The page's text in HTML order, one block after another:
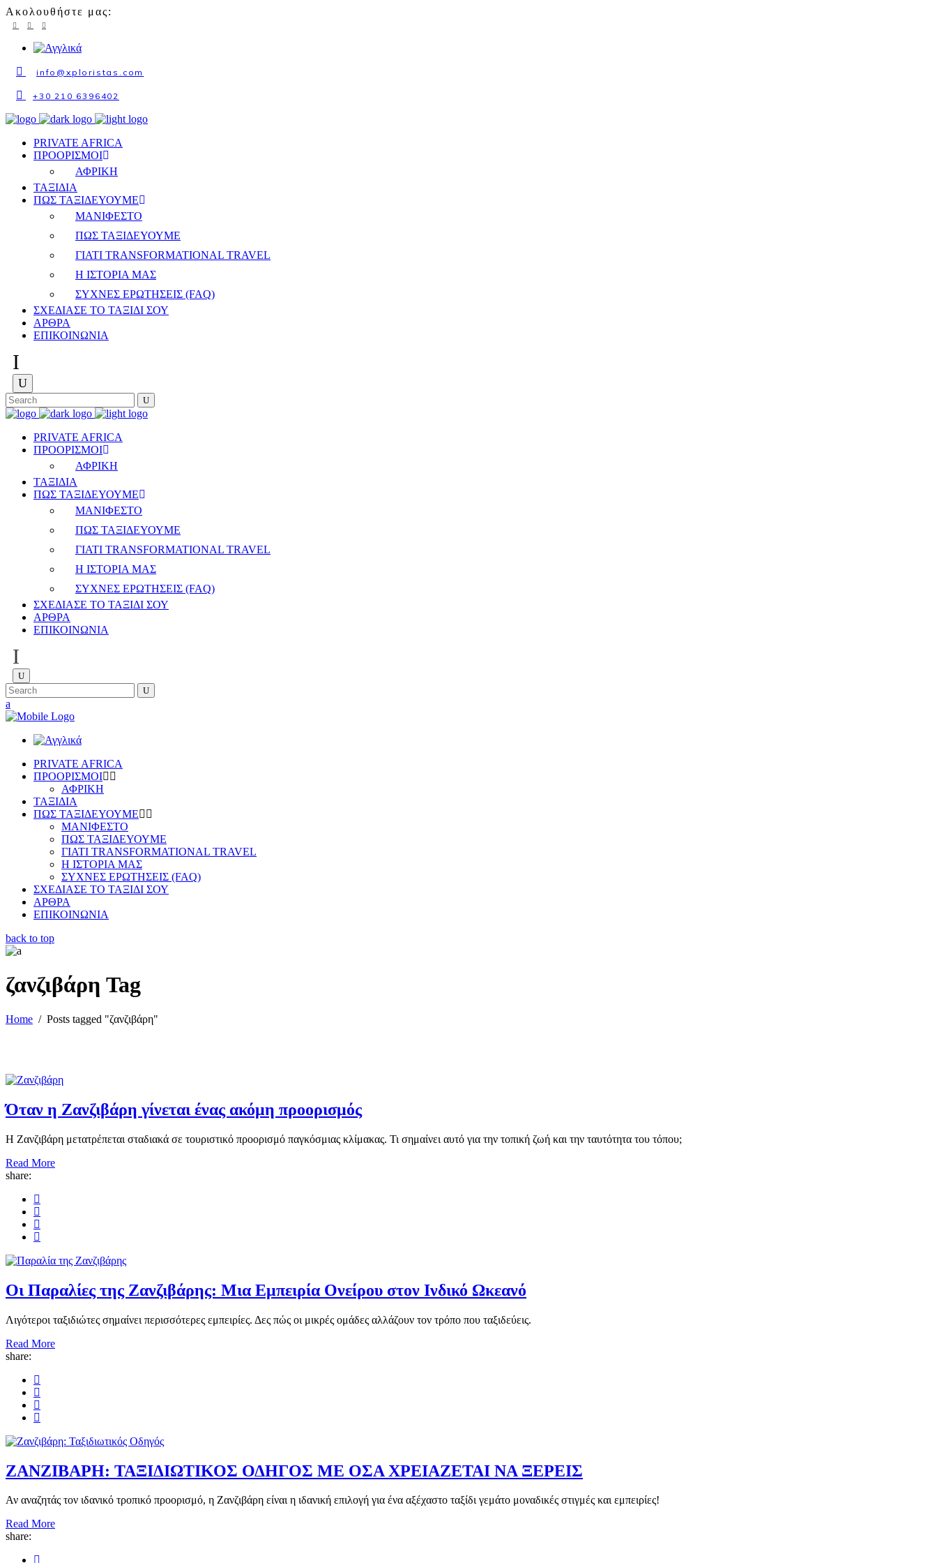
Ακολουθήστε μας:
info @xploristas.com
+30 210 6396402
PRIVATE AFRICA
ΠΡΟΟΡΙΣΜΟΙ
ΑΦΡΙΚΗ
ΤΑΞΙΔΙΑ
ΠΩΣ ΤΑΞΙΔΕΥΟΥΜΕ
ΜΑΝΙΦΕΣΤΟ
ΠΩΣ ΤΑΞΙΔΕΥΟΥΜΕ
ΓΙΑΤΙ TRANSFORMATIONAL TRAVEL
Η ΙΣΤΟΡΙΑ ΜΑΣ
ΣΥΧΝΕΣ ΕΡΩΤΗΣΕΙΣ (FAQ)
ΣΧΕΔΙΑΣΕ ΤΟ ΤΑΞΙΔΙ ΣΟΥ
ΑΡΘΡΑ
ΕΠΙΚΟΙΝΩΝΙΑ
I
PRIVATE AFRICA
ΠΡΟΟΡΙΣΜΟΙ
ΑΦΡΙΚΗ
ΤΑΞΙΔΙΑ
ΠΩΣ ΤΑΞΙΔΕΥΟΥΜΕ
ΜΑΝΙΦΕΣΤΟ
ΠΩΣ ΤΑΞΙΔΕΥΟΥΜΕ
ΓΙΑΤΙ TRANSFORMATIONAL TRAVEL
Η ΙΣΤΟΡΙΑ ΜΑΣ
ΣΥΧΝΕΣ ΕΡΩΤΗΣΕΙΣ (FAQ)
ΣΧΕΔΙΑΣΕ ΤΟ ΤΑΞΙΔΙ ΣΟΥ
ΑΡΘΡΑ
ΕΠΙΚΟΙΝΩΝΙΑ
I
PRIVATE AFRICA
ΠΡΟΟΡΙΣΜΟΙ
ΑΦΡΙΚΗ
ΤΑΞΙΔΙΑ
ΠΩΣ ΤΑΞΙΔΕΥΟΥΜΕ
ΜΑΝΙΦΕΣΤΟ
ΠΩΣ ΤΑΞΙΔΕΥΟΥΜΕ
ΓΙΑΤΙ TRANSFORMATIONAL TRAVEL
Η ΙΣΤΟΡΙΑ ΜΑΣ
ΣΥΧΝΕΣ ΕΡΩΤΗΣΕΙΣ (FAQ)
ΣΧΕΔΙΑΣΕ ΤΟ ΤΑΞΙΔΙ ΣΟΥ
ΑΡΘΡΑ
ΕΠΙΚΟΙΝΩΝΙΑ
back to top
ζανζιβάρη Tag
Home / Posts tagged "ζανζιβάρη"
Όταν η Ζανζιβάρη γίνεται ένας ακόμη προορισμός
Η Ζανζιβάρη μετατρέπεται σταδιακά σε τουριστικό προορισμό παγκόσμιας κλίμακας. Τι σημαίνει αυτό για την τοπική ζωή και την ταυτότητα του τόπου;
Read More
share:
Οι Παραλίες της Ζανζιβάρης: Μια Εμπειρία Ονείρου στον Ινδικό Ωκεανό
Λιγότεροι ταξιδιώτες σημαίνει περισσότερες εμπειρίες. Δες πώς οι μικρές ομάδες αλλάζουν τον τρόπο που ταξιδεύεις.
Read More
share:
ΖΑΝΖΙΒΑΡΗ: ΤΑΞΙΔΙΩΤΙΚΟΣ ΟΔΗΓΟΣ ΜΕ ΟΣΑ ΧΡΕΙΑΖΕΤΑΙ ΝΑ ΞΕΡΕΙΣ
Αν αναζητάς τον ιδανικό τροπικό προορισμό, η Ζανζιβάρη είναι η ιδανική επιλογή για ένα αξέχαστο ταξίδι γεμάτο μοναδικές στιγμές και εμπειρίες!
Read More
share: